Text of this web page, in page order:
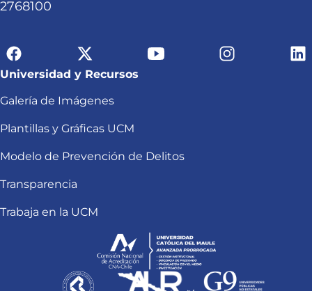
2768100
Universidad y Recursos
Galería de Imágenes
Plantillas y Gráficas UCM
Modelo de Prevención de Delitos
Transparencia
Trabaja en la UCM